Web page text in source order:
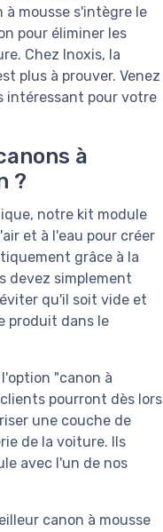
à mousse s'intègre le
pour éliminer les
Chez Inoxis, la
plus à prouver. Venez
intéressant pour votre
à
?
notre kit module
et à l'eau pour créer
grâce à la
devez simplement
qu'il soit vide et
produit dans le
"canon à
clients pourront dès lors
une couche de
de la voiture. Ils
avec l'un de nos
canon à mousse